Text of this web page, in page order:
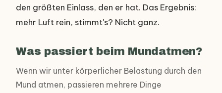
den größten Einlass, den er hat. Das Ergebnis:
mehr Luft rein, stimmt's? Nicht ganz.
Was passiert beim Mundatmen?
Wenn wir unter körperlicher Belastung durch den
Mund atmen, passieren mehrere Dinge